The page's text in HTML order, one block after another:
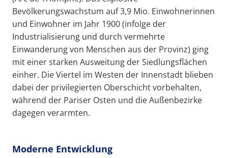
Bevölkerungswachstum auf 3,9 Mio. Einwohnerinnen
und Einwohner im Jahr 1900 (infolge der
Industrialisierung und durch vermehrte
Einwanderung von Menschen aus der Provinz) ging
mit einer starken Ausweitung der Siedlungsflächen
einher. Die Viertel im Westen der Innenstadt blieben
dabei der privilegierten Oberschicht vorbehalten,
während der Pariser Osten und die Außenbezirke
dagegen verarmten.
Moderne Entwicklung